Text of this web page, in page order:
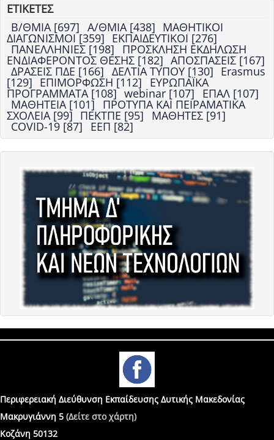
ΕΤΙΚΕΤΕΣ
Β/ΘΜΙΑ [697] Α/ΘΜΙΑ [438] ΜΑΘΗΤΙΚΟΙ
ΔΙΑΓΩΝΙΣΜΟΙ [359] ΕΚΠΑΙΔΕΥΤΙΚΟΙ [276]
ΠΑΝΕΛΛΗΝΙΕΣ [198] ΠΡΟΣΚΛΗΣΗ ΕΚΔΗΛΩΣΗ
ΕΝΔΙΑΦΕΡΟΝΤΟΣ ΘΕΣΗΣ [182] ΑΠΟΣΠΑΣΕΙΣ [167]
ΔΡΑΣΕΙΣ ΠΔΕ [166] ΔΕΛΤΙΑ ΤΥΠΟΥ [130] Erasmus
[129] ΕΠΙΜΟΡΦΩΣΗ [112] ΕΥΡΩΠΑΪΚΑ
ΠΡΟΓΡΑΜΜΑΤΑ [108] webinar [107] ΕΠΑΛ [107]
ΜΑΘΗΤΕΙΑ [101] ΠΡΟΤΥΠΑ ΚΑΙ ΠΕΙΡΑΜΑΤΙΚΑ
ΣΧΟΛΕΙΑ [99] ΠΕΚΤΠΕ [95] ΜΑΘΗΤΕΣ [91]
COVID-19 [87] ΕΕΠ [82]
Περιφερειακή Διεύθυνση Εκπαίδευσης Δυτικής Μακεδονίας
Μακρυγιάννη 5 (Δείτε στο χάρτη)
Κοζάνη 50132